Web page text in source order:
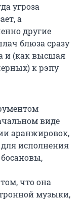
угроза
а
другие
блюза сразу
и (как высшая
к рэпу
виде
аранжировок,
исполнения
что она
музыки,